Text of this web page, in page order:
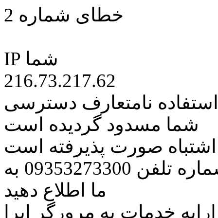
خطای شماره 2
IP شما
216.73.217.62
نامتعارف دسترسی
شما مسدود گردیده است
اشتباه صورت پذیرفته است
مراتب این مسئله را از طریق شماره تلفن 09353273300 به
ما اطلاع دهید
خدمات به مرورگر اپرا